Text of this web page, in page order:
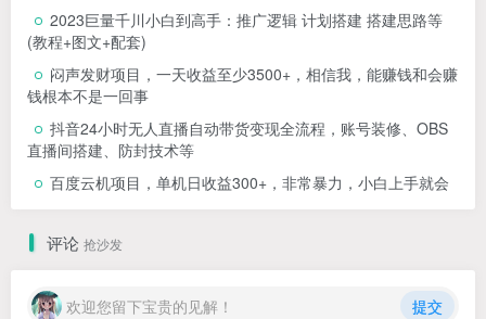
2023巨量千川小白到高手：推广逻辑 计划搭建 搭建思路等
(教程+图文+配套)
闷声发财项目，一天收益至少3500+，相信我，能赚钱和会赚
钱根本不是一回事
抖音24小时无人直播自动带货变现全流程，账号装修、OBS
直播间搭建、防封技术等
百度云机项目，单机日收益300+，非常暴力，小白上手就会
评论 抢沙发
欢迎您留下宝贵的见解！ 提交